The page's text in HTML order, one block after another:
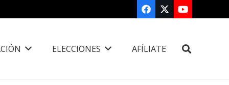
ELECCIONES AFÍLIATE